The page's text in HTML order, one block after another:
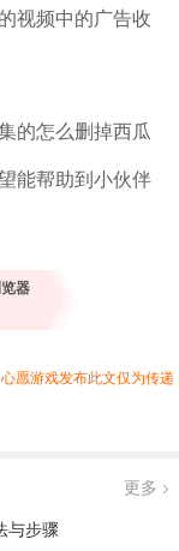
视频中的广告收
的怎么删掉西瓜
能帮助到小伙伴
器
愿游戏发布此文仅为传递
更多
与步骤